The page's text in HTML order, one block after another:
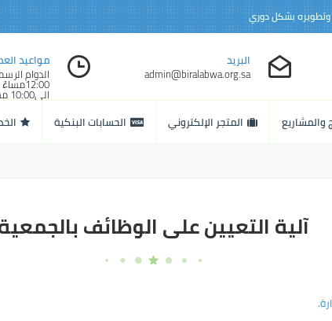
وتطويره بشكل دوري
البريد
admin@biralabwa.org.sa
مواعيد
الرسمي
والمشاريع المتجر الإلكتروني الحسابات البنكية
آلية التعيين على الوظائف